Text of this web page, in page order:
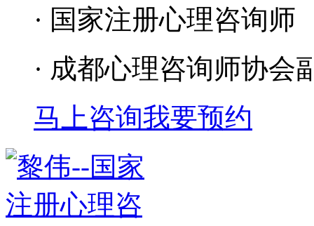
· 国家注册心理咨询师
· 成都心理咨询师协会
马上咨询我要预约